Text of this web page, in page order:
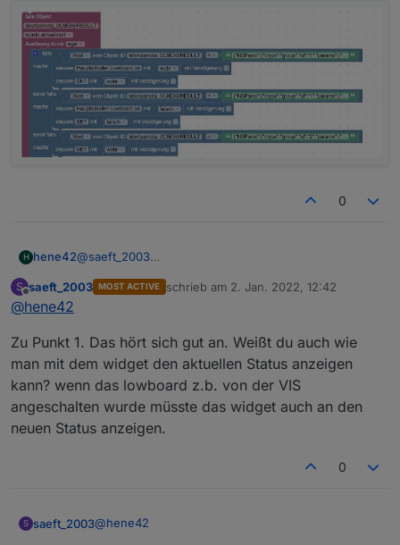
0
H hene42@saeft_2003
nicht ganz, ich meine mehr z.Bsp. bei der Gruppe 2 da
3).
S
Offline
saeft_2003 MOST ACTIVE schrieb am 2. Jan. 2022, 12:42
zuletzt editiert von
@hene42
Zu Punkt 1. Das hört sich gut an. Weißt du auch wie
man mit dem widget den aktuellen Status anzeigen
kann? wenn das lowboard z.b. von der VIS
angeschalten wurde müsste das widget auch an den
neuen Status anzeigen.
0
S saeft_2003@hene42